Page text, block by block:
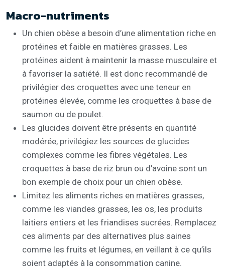
Macro-nutriments
Un chien obèse a besoin d’une alimentation riche en
protéines et faible en matières grasses. Les
protéines aident à maintenir la masse musculaire et
à favoriser la satiété. Il est donc recommandé de
privilégier des croquettes avec une teneur en
protéines élevée, comme les croquettes à base de
saumon ou de poulet.
Les glucides doivent être présents en quantité
modérée, privilégiez les sources de glucides
complexes comme les fibres végétales. Les
croquettes à base de riz brun ou d’avoine sont un
bon exemple de choix pour un chien obèse.
Limitez les aliments riches en matières grasses,
comme les viandes grasses, les os, les produits
laitiers entiers et les friandises sucrées. Remplacez
ces aliments par des alternatives plus saines
comme les fruits et légumes, en veillant à ce qu’ils
soient adaptés à la consommation canine.